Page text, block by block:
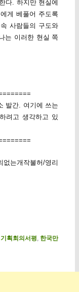
다. 하지만 현실에
게 베풀어 주도록
사람들의 구도와
는 이러한 현실 쪽
발간. 여기에 쓰는
려고 생각하고 있
는개작불허/영리
기획회의서평, 한국만